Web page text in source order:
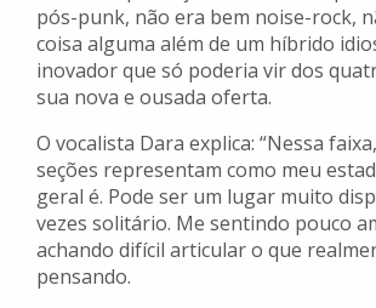
pós-punk, não era bem noise-rock,
coisa alguma além de um híbrido
inovador que só poderia vir dos
sua nova e ousada oferta.
O vocalista Dara explica: “Nessa
seções representam como meu
geral é. Pode ser um lugar muito
vezes solitário. Me sentindo pouco
achando difícil articular o que
pensando.